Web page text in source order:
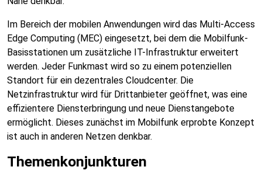
Im Bereich der mobilen Anwendungen wird das Multi-Access
Edge Computing (MEC) eingesetzt, bei dem die Mobilfunk-
Basisstationen um zusätzliche IT-Infrastruktur erweitert
werden. Jeder Funkmast wird so zu einem potenziellen
Standort für ein dezentrales Cloudcenter. Die
Netzinfrastruktur wird für Drittanbieter geöffnet, was eine
effizientere Diensterbringung und neue Dienstangebote
ermöglicht. Dieses zunächst im Mobilfunk erprobte Konzept
ist auch in anderen Netzen denkbar.
Themenkonjunkturen